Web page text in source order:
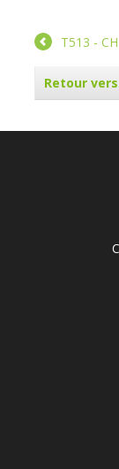
T513 -
Retour